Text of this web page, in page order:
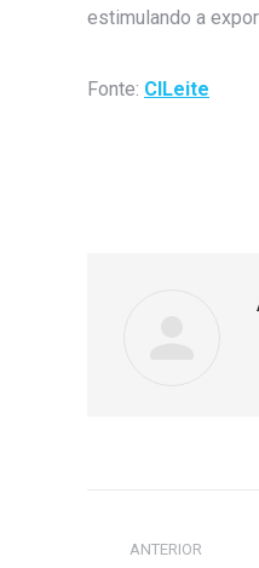
estimulando a
Fonte: CILeite
ANTERIOR